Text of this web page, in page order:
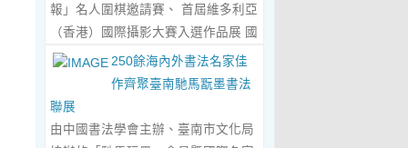
紙，狼毫筆起落間，山水花鳥躍然紙
上，窗外的田園炊煙、山間流雲，都
成了他筆下的景致。我總蹲在桌旁靜
靜凝望，看墨色在紙上暈染開深淺層
次，看線條勾勒出世間萬物，那些靈
動的筆觸、雅致的構圖，悄無聲息地
墨煙嵐與藝術雅趣間，共赴一場關於
時光的慢調敘事。 墨韻凝香：方寸亭
著的燈串尚未蘇醒，卻被攀援的藤蔓
織成了碎金簾幕。牙醫博士葉慶良的
書法彙報在此流淌，如古琴撥弦——
他從倉頡造字的鴻蒙傳說講起，指尖
報」名人圍棋邀請賽、 首屆維多利亞
（香港）國際攝影大賽入選作品展 國
際城市文化論壇介紹： 國際城市文化
論壇組委會和中華時報傳媒集團等機
構，成 功在中國內地和澳門主辦了三
屆国際城市文化論壇。第一 屆，於
250餘海內外書法名家佳
作齊聚臺南馳馬翫墨書法
聯展
由中國書法學會主辦、臺南市文化局